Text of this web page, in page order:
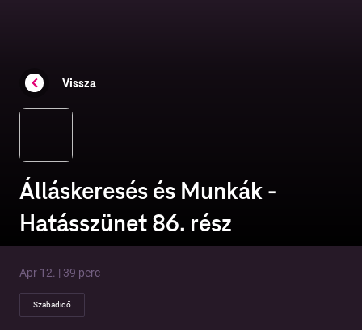
Vissza
Álláskeresés és Munkák -
Hatásszünet 86. rész
Apr 12. | 39 perc
Szabadidő